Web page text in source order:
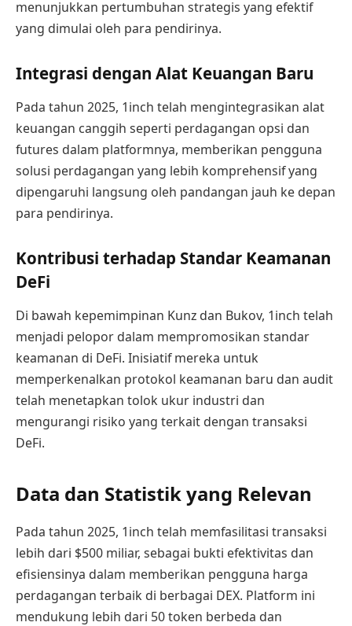
menunjukkan pertumbuhan strategis yang efektif
yang dimulai oleh para pendirinya.
Integrasi dengan Alat Keuangan Baru
Pada tahun 2025, 1inch telah mengintegrasikan alat
keuangan canggih seperti perdagangan opsi dan
futures dalam platformnya, memberikan pengguna
solusi perdagangan yang lebih komprehensif yang
dipengaruhi langsung oleh pandangan jauh ke depan
para pendirinya.
Kontribusi terhadap Standar Keamanan
DeFi
Di bawah kepemimpinan Kunz dan Bukov, 1inch telah
menjadi pelopor dalam mempromosikan standar
keamanan di DeFi. Inisiatif mereka untuk
memperkenalkan protokol keamanan baru dan audit
telah menetapkan tolok ukur industri dan
mengurangi risiko yang terkait dengan transaksi
DeFi.
Data dan Statistik yang Relevan
Pada tahun 2025, 1inch telah memfasilitasi transaksi
lebih dari $500 miliar, sebagai bukti efektivitas dan
efisiensinya dalam memberikan pengguna harga
perdagangan terbaik di berbagai DEX. Platform ini
mendukung lebih dari 50 token berbeda dan